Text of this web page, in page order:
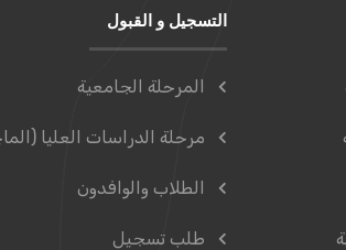
التسجيل و القبول
المرحلة الجامعية
مرحلة الدراسات العليا
الطلاب والوافدون
طلب تسجيل